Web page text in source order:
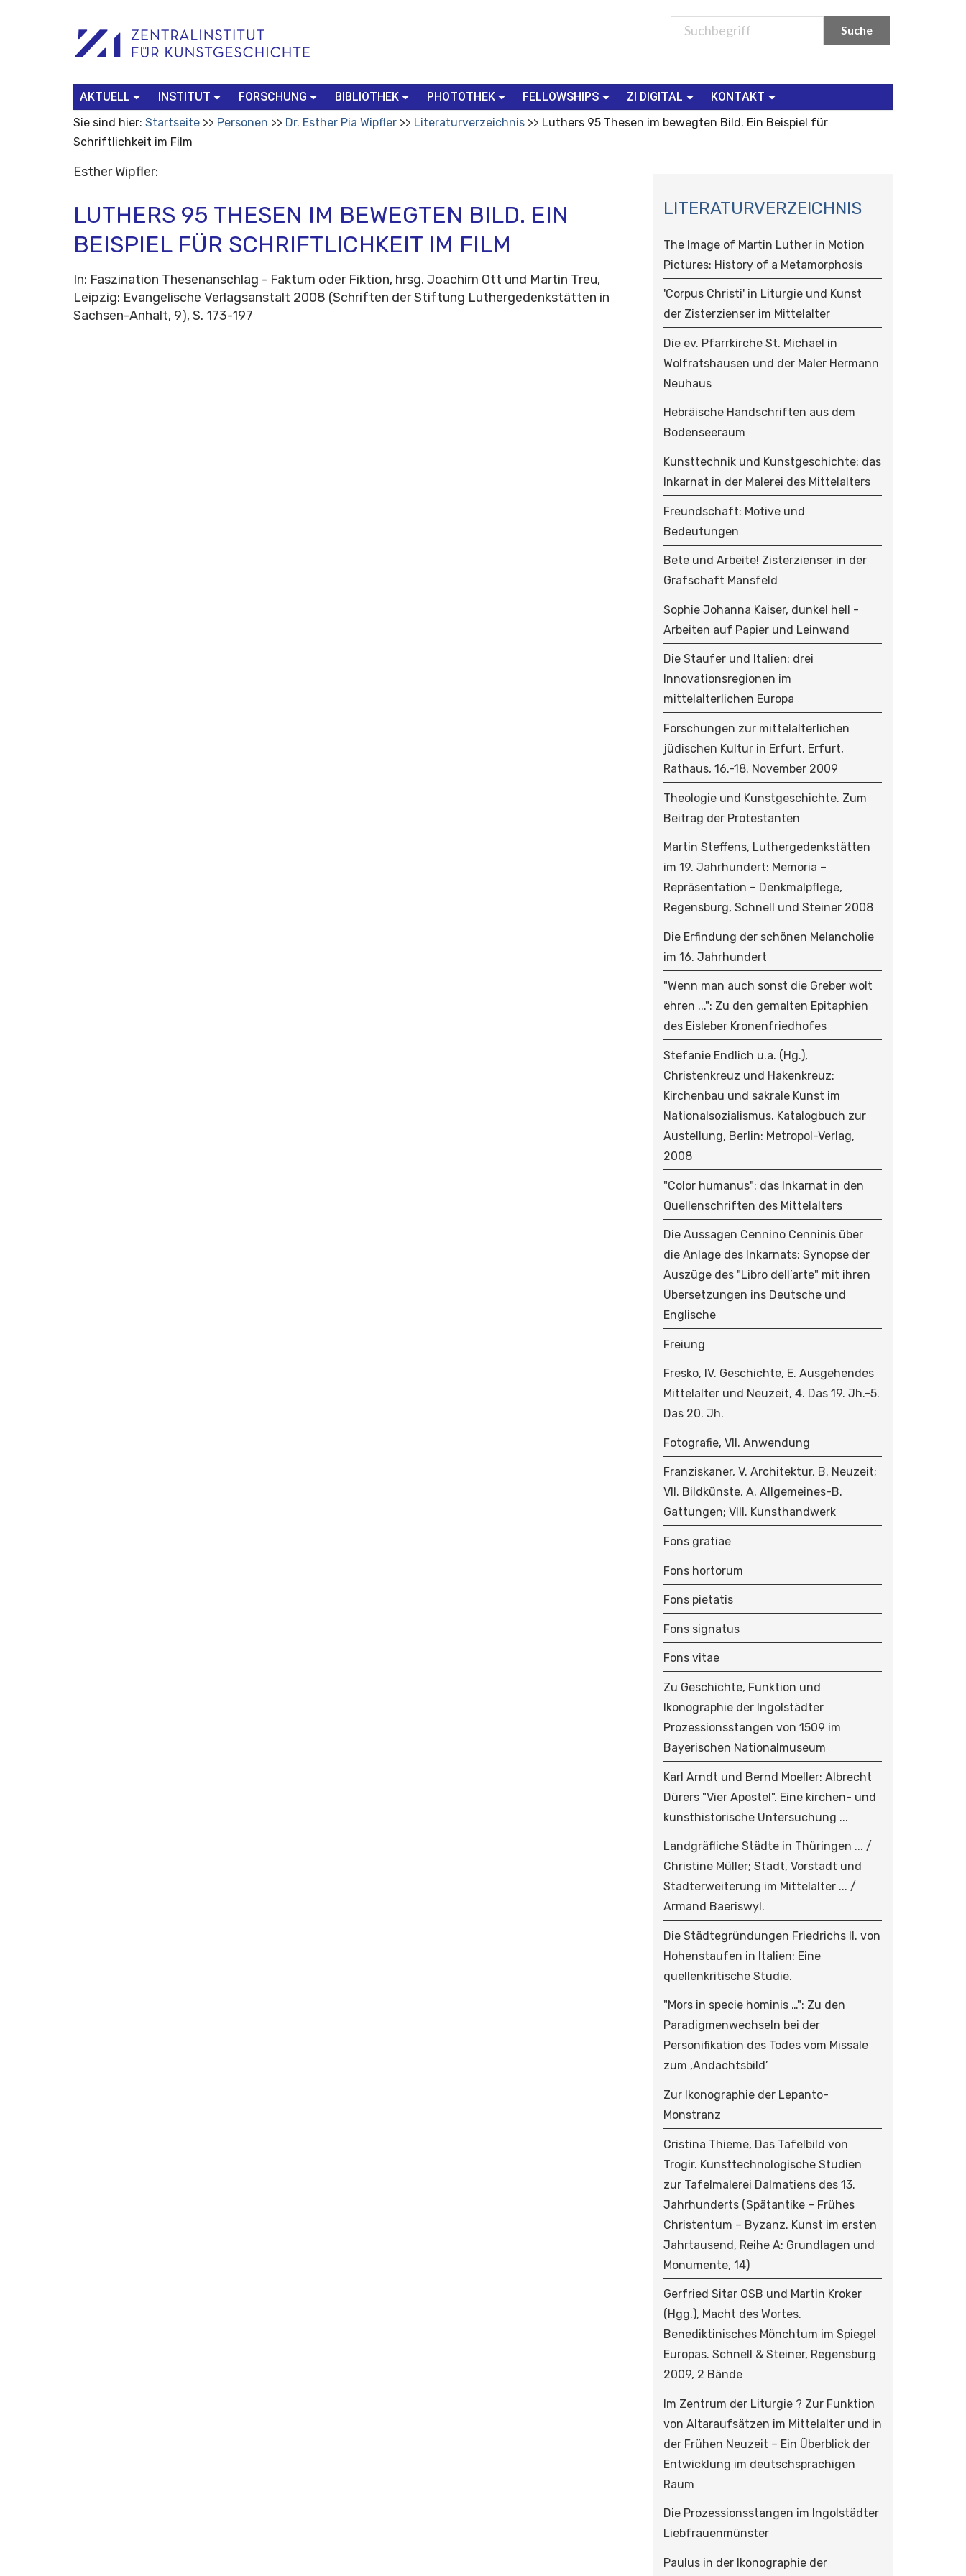
Werkzeuge
Search…
AKTUELL INSTITUT FORSCHUNG BIBLIOTHEK PHOTOTHEK FELLOWSHIPS ZI DIGITAL
KONTAKT
Sie sind hier: Startseite Personen Dr. Esther Pia Wipfler Literaturverzeichnis
Luthers 95 Thesen im bewegten Bild. Ein Beispiel für
Schriftlichkeit im Film
Esther Wipfler:
LUTHERS 95 THESEN IM BEWEGTEN BILD. EIN
BEISPIEL FÜR SCHRIFTLICHKEIT IM FILM
In: Faszination Thesenanschlag - Faktum oder Fiktion, hrsg. Joachim Ott und Martin Treu,
Leipzig: Evangelische Verlagsanstalt 2008 (Schriften der Stiftung Luthergedenkstätten in
Sachsen-Anhalt, 9), S. 173-197
A
V
I
G
A
T
I
O
N
LITERATURVERZEICHNIS
The Image of Martin Luther in Motion
Pictures: History of a Metamorphosis
'Corpus Christi' in Liturgie und Kunst
der Zisterzienser im Mittelalter
Die ev. Pfarrkirche St. Michael in
Wolfratshausen und der Maler Hermann
Neuhaus
Hebräische Handschriften aus dem
Bodenseeraum
Kunsttechnik und Kunstgeschichte: das
Inkarnat in der Malerei des Mittelalters
Freundschaft: Motive und
Bedeutungen
Bete und Arbeite! Zisterzienser in der
Grafschaft Mansfeld
Sophie Johanna Kaiser, dunkel hell -
Arbeiten auf Papier und Leinwand
Die Staufer und Italien: drei
Innovationsregionen im
mittelalterlichen Europa
Forschungen zur mittelalterlichen
jüdischen Kultur in Erfurt. Erfurt,
Rathaus, 16.-18. November 2009
Theologie und Kunstgeschichte. Zum
Beitrag der Protestanten
Martin Steffens, Luthergedenkstätten
im 19. Jahrhundert: Memoria –
Repräsentation – Denkmalpflege,
Regensburg, Schnell und Steiner 2008
Die Erfindung der schönen Melancholie
im 16. Jahrhundert
"Wenn man auch sonst die Greber wolt
ehren ...": Zu den gemalten Epitaphien
des Eisleber Kronenfriedhofes
Stefanie Endlich u.a. (Hg.),
Christenkreuz und Hakenkreuz:
Kirchenbau und sakrale Kunst im
Nationalsozialismus. Katalogbuch zur
Austellung, Berlin: Metropol-Verlag,
2008
"Color humanus": das Inkarnat in den
Quellenschriften des Mittelalters
Die Aussagen Cennino Cenninis über
die Anlage des Inkarnats: Synopse der
Auszüge des "Libro dell’arte" mit ihren
Übersetzungen ins Deutsche und
Englische
Freiung
Fresko, IV. Geschichte, E. Ausgehendes
Mittelalter und Neuzeit, 4. Das 19. Jh.-5.
Das 20. Jh.
Fotografie, VII. Anwendung
Franziskaner, V. Architektur, B. Neuzeit;
VII. Bildkünste, A. Allgemeines-B.
Gattungen; VIII. Kunsthandwerk
Fons gratiae
Fons hortorum
Fons pietatis
Fons signatus
Fons vitae
Zu Geschichte, Funktion und
Ikonographie der Ingolstädter
Prozessionsstangen von 1509 im
Bayerischen Nationalmuseum
Karl Arndt und Bernd Moeller: Albrecht
Dürers "Vier Apostel". Eine kirchen- und
kunsthistorische Untersuchung ...
Landgräfliche Städte in Thüringen ... /
Christine Müller; Stadt, Vorstadt und
Stadterweiterung im Mittelalter ... /
Armand Baeriswyl.
Die Städtegründungen Friedrichs II. von
Hohenstaufen in Italien: Eine
quellenkritische Studie.
"Mors in specie hominis …": Zu den
Paradigmenwechseln bei der
Personifikation des Todes vom Missale
zum ‚Andachtsbild’
Zur Ikonographie der Lepanto-
Monstranz
Cristina Thieme, Das Tafelbild von
Trogir. Kunsttechnologische Studien
zur Tafelmalerei Dalmatiens des 13.
Jahrhunderts (Spätantike – Frühes
Christentum – Byzanz. Kunst im ersten
Jahrtausend, Reihe A: Grundlagen und
Monumente, 14)
Gerfried Sitar OSB und Martin Kroker
(Hgg.), Macht des Wortes.
Benediktinisches Mönchtum im Spiegel
Europas. Schnell & Steiner, Regensburg
2009, 2 Bände
Im Zentrum der Liturgie ? Zur Funktion
von Altaraufsätzen im Mittelalter und in
der Frühen Neuzeit – Ein Überblick der
Entwicklung im deutschsprachigen
Raum
Die Prozessionsstangen im Ingolstädter
Liebfrauenmünster
Paulus in der Ikonographie der